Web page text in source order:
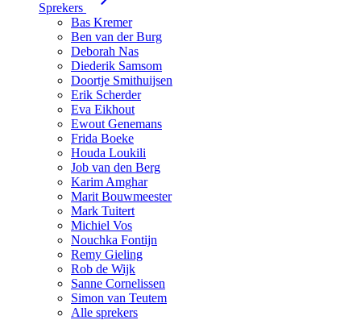
Sprekers
Bas Kremer
Ben van der Burg
Deborah Nas
Diederik Samsom
Doortje Smithuijsen
Erik Scherder
Eva Eikhout
Ewout Genemans
Frida Boeke
Houda Loukili
Job van den Berg
Karim Amghar
Marit Bouwmeester
Mark Tuitert
Michiel Vos
Nouchka Fontijn
Remy Gieling
Rob de Wijk
Sanne Cornelissen
Simon van Teutem
Alle sprekers